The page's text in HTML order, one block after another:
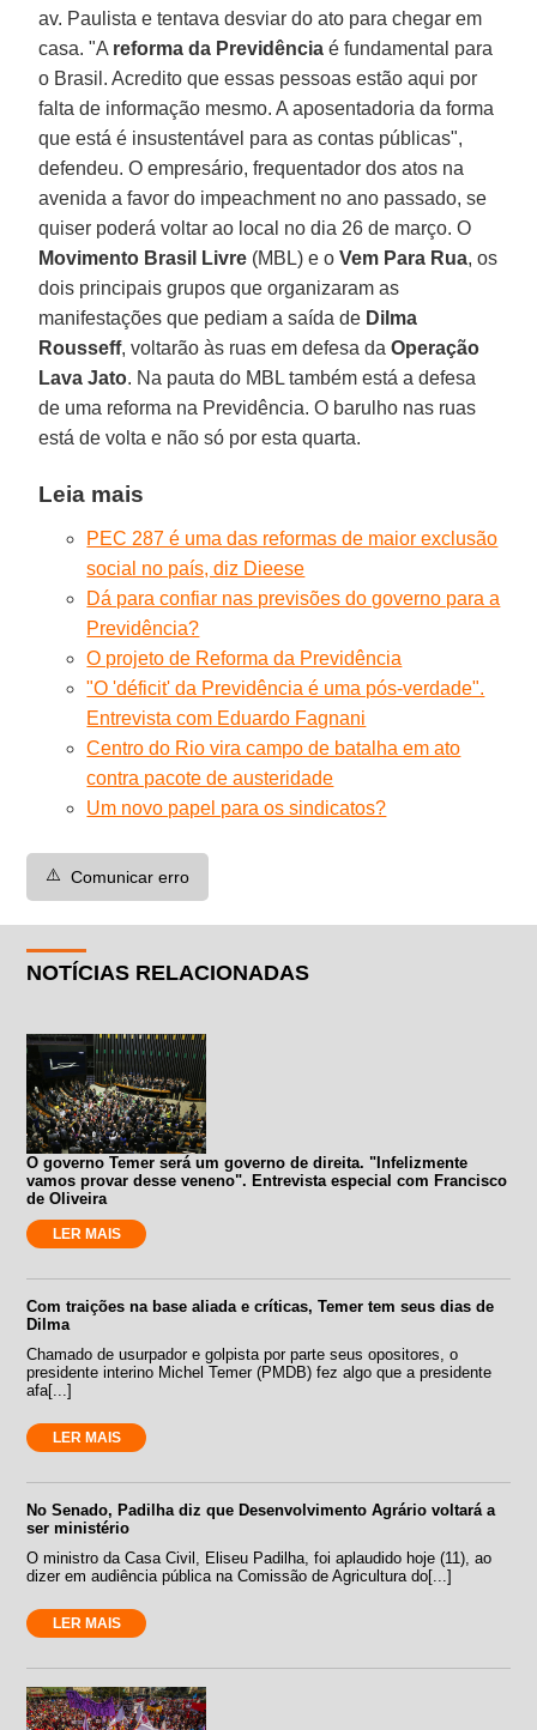
av. Paulista e tentava desviar do ato para chegar em
casa. "A reforma da Previdência é fundamental para
o Brasil. Acredito que essas pessoas estão aqui por
falta de informação mesmo. A aposentadoria da forma
que está é insustentável para as contas públicas",
defendeu. O empresário, frequentador dos atos na
avenida a favor do impeachment no ano passado, se
quiser poderá voltar ao local no dia 26 de março. O
Movimento Brasil Livre (MBL) e oVem Para Rua, os
dois principais grupos que organizaram as
manifestações que pediam a saída de Dilma
Rousseff, voltarão às ruas em defesa da Operação
Lava Jato. Na pauta do MBL também está a defesa
de uma reforma na Previdência. O barulho nas ruas
está de volta e não só por esta quarta.
Leia mais
PEC 287 é uma das reformas de maior exclusão
social no país, diz Dieese
Dá para confiar nas previsões do governo para a
Previdência?
O projeto de Reforma da Previdência
"O 'déficit' da Previdência é uma pós-verdade".
Entrevista com Eduardo Fagnani
Centro do Rio vira campo de batalha em ato
contra pacote de austeridade
Um novo papel para os sindicatos?
⚠️ Comunicar erro
NOTÍCIAS RELACIONADAS
O governo Temer será um governo de direita. "Infelizmente
vamos provar desse veneno". Entrevista especial com Francisco
de Oliveira
LER MAIS
Com traições na base aliada e críticas, Temer tem seus dias de
Dilma
Chamado de usurpador e golpista por parte seus opositores, o
presidente interino Michel Temer (PMDB) fez algo que a presidente
afa[...]
LER MAIS
No Senado, Padilha diz que Desenvolvimento Agrário voltará a
ser ministério
O ministro da Casa Civil, Eliseu Padilha, foi aplaudido hoje (11), ao
dizer em audiência pública na Comissão de Agricultura do[...]
LER MAIS